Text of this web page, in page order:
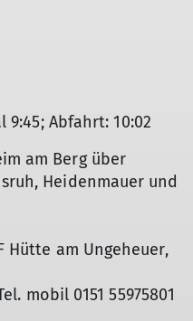
Abfahrt: 10:02
am Berg über
Heidenmauer und
Hütte am Ungeheuer,
mobil 0151 55975801